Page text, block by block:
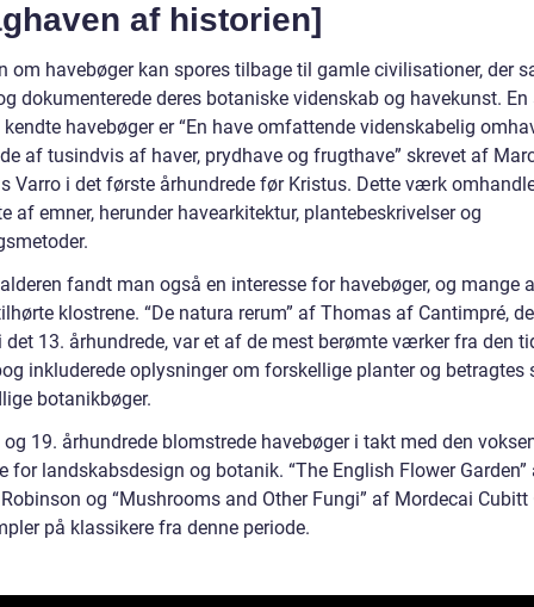
af historien]
om havebøger kan spores tilbage til gamle civilisationer, der
dokumenterede deres botaniske videnskab og havekunst. En
havebøger er “En have omfattende videnskabelig
af tusindvis af haver, prydhave og frugthave” skrevet af
Varro i det første århundrede før Kristus. Dette værk
af emner, herunder havearkitektur, plantebeskrivelser og
fandt man også en interesse for havebøger, og mange
klostrene. “De natura rerum” af Thomas af Cantimpré,
det 13. århundrede, var et af de mest berømte værker fra den
inkluderede oplysninger om forskellige planter og betragtes
botanikbøger.
og 19. århundrede blomstrede havebøger i takt med den
for landskabsdesign og botanik. “The English Flower Garden”
og “Mushrooms and Other Fungi” af Mordecai Cubitt
på klassikere fra denne periode.